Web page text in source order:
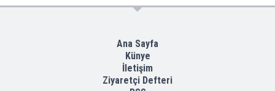
Ana Sayfa
Künye
İletişim
Ziyaretçi Defteri